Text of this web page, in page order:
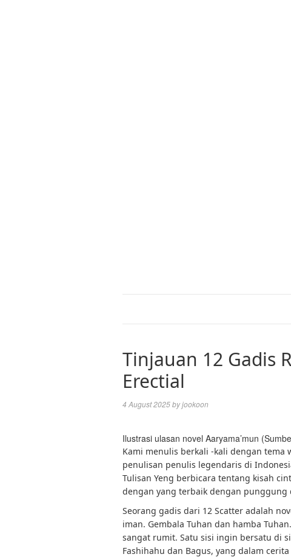
Tinjauan 12 Gadis
Erectial
4 August 2025byjookoon
Ilustrasi ulasan novel Aaryama’mun
Kami menulis berkali -kali dengan
penulisan penulis legendaris di
Tulisan Yeng berbicara tentang kisah
dengan yang terbaik dengan punggung
Seorang gadis dari 12 Scatter adalah
iman. Gembala Tuhan dan hamba
sangat rumit. Satu sisi ingin bersatu di
Fashihahu dan Bagus, yang dalam